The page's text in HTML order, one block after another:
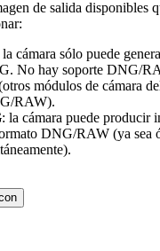
de salida disponibles
la cámara sólo puede
No hay soporte DNG/
módulos de cámara
RAW).
: la cámara puede producir
DNG/RAW (ya sea